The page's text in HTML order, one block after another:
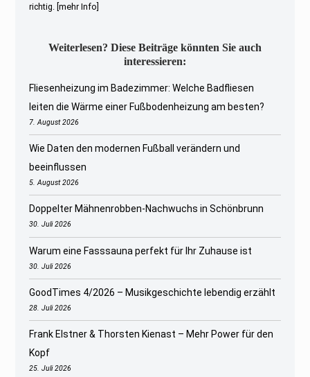
richtig. [mehr Info]
Weiterlesen? Diese Beiträge könnten Sie auch
interessieren:
Fliesenheizung im Badezimmer: Welche Badfliesen
leiten die Wärme einer Fußbodenheizung am besten?
7. August 2026
Wie Daten den modernen Fußball verändern und
beeinflussen
5. August 2026
Doppelter Mähnenrobben-Nachwuchs in Schönbrunn
30. Juli 2026
Warum eine Fasssauna perfekt für Ihr Zuhause ist
30. Juli 2026
GoodTimes 4/2026 – Musikgeschichte lebendig erzählt
28. Juli 2026
Frank Elstner & Thorsten Kienast – Mehr Power für den
Kopf
25. Juli 2026